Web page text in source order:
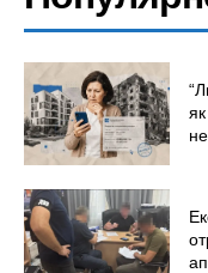
Економіка
Світ
Технології
Війна